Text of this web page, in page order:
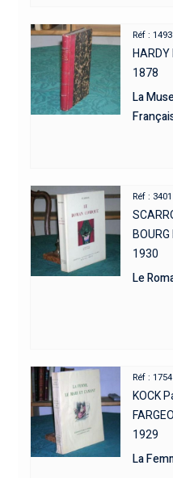
Réf : 1493
1878
La
Réf : 3401
BOURG
1930
Le
Réf : 1754
KOCK
1929
La